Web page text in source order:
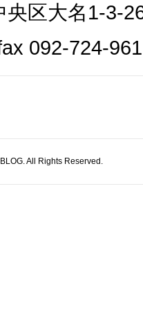
央区大名1-3-
092-724-
All Rights Reserved.